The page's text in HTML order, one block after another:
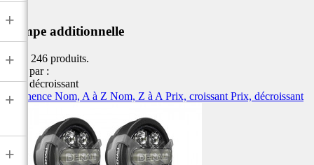
+
+
+
+
Lampe additionnelle
Il y a 246 produits.
Trier par :
Prix, décroissant
Pertinence Nom, A à Z Nom, Z à A Prix, croissant Prix, décroissant